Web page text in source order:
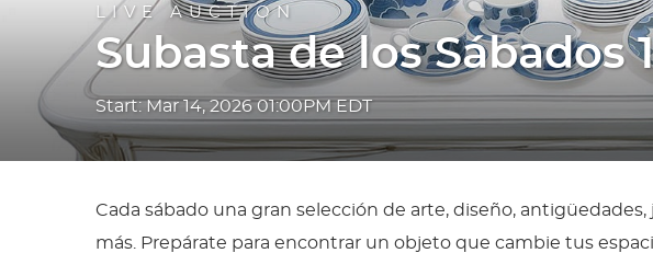
LIVE AUCTION
Subasta de los Sábados
Start: Mar 14, 2026 01:00PM EDT
Cada sábado una gran selección de arte, diseño,
más. Prepárate para encontrar un objeto que cambie tus